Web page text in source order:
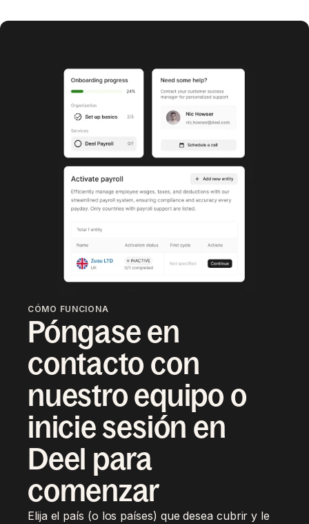
CÓMO FUNCIONA
Póngase en
contacto con
nuestro equipo o
inicie sesión en
Deel para
comenzar
Elija el país (o los países) que desea cubrir y le